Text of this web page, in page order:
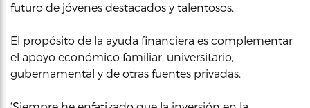
futuro de jóvenes destacados y talentosos.
El propósito de la ayuda financiera es complementar
el apoyo económico familiar, universitario,
gubernamental y de otras fuentes privadas.